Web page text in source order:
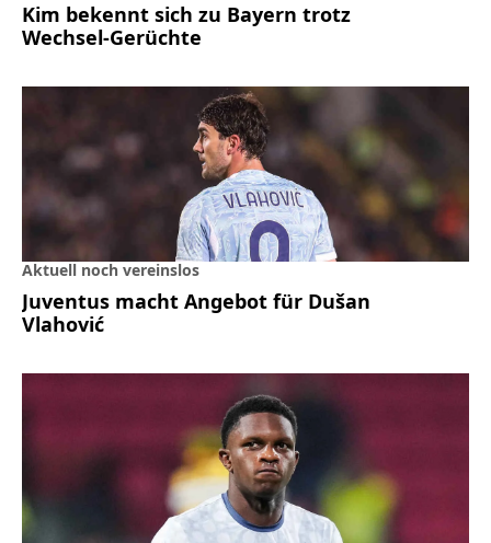
Kim bekennt sich zu Bayern trotz
Wechsel-Gerüchte
Aktuell noch vereinslos
Juventus macht Angebot für Dušan
Vlahović